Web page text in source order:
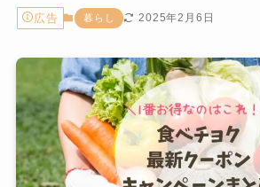
広告 暮らし 2025年2月6日